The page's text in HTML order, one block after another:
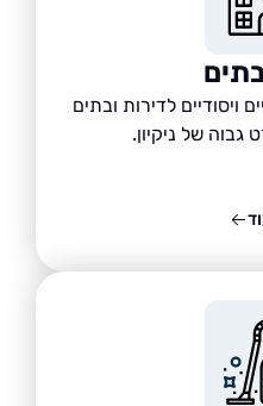
לדירות ובתים